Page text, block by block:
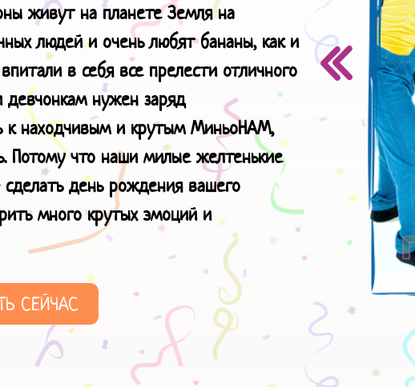
живут на планете Земля на
людей и очень любят бананы, как и
в себя все прелести отличного
нужен заряд
к находчивым и крутым МиньоНАМ,
Потому что наши милые желтенькие
день рождения вашего
много крутых эмоций и
СЕЙЧАС